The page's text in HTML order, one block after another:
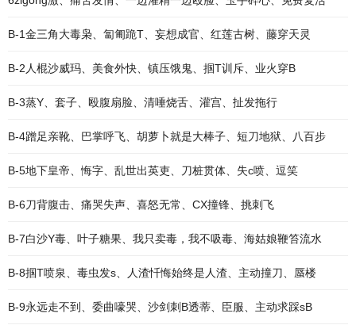
B-1金三角大毒枭、匐匍跪T、妄想成官、红莲古树、藤穿天灵
B-2人棍沙威玛、美食外快、镇压饿鬼、掴T训斥、业火穿B
B-3蒸Y、套子、殴腹扇脸、清唾烧舌、灌宫、扯发拖行
B-4蹭足亲靴、巴掌呼飞、胡萝卜就是大棒子、短刀地狱、八百步
B-5地下皇帝、悔字、乱世出英吏、刀桩贯体、失c喷、逗笑
B-6刀背腹击、痛哭失声、喜怒无常、CX撞锋、挑刺飞
B-7白沙Y毒、叶子糖果、我只卖毒，我不吸毒、海姑娘鞭笞流水
B-8掴T喷泉、毒虫发s、人渣忏悔始终是人渣、主动撞刀、蜃楼
B-9永远走不到、委曲嚎哭、沙剑刺B透蒂、臣服、主动求踩sB